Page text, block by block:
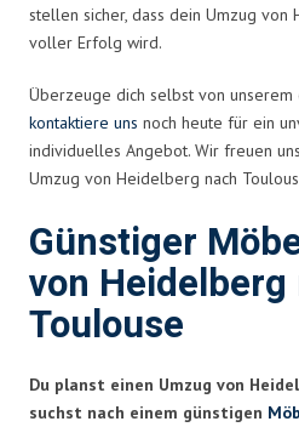
stellen sicher, dass dein Umzug von
voller Erfolg wird.
Überzeuge dich selbst von unserem
kontaktiere uns noch heute für ein
individuelles Angebot. Wir freuen
Umzug von Heidelberg nach
Günstiger
von Heidelberg
Toulouse
Du planst einen Umzug von
suchst nach einem günstigen